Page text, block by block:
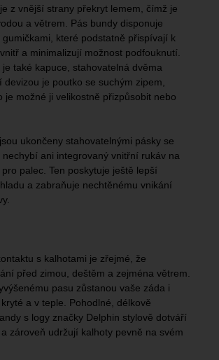
z vnější strany překryt lemem, čímž je
a větrem. Pás bundy disponuje
gumičkami, které podstatně přispívají k
a minimalizují možnost podfouknutí.
také kapuce, stahovatelná dvěma
devizou je poutko se suchým zipem,
je možné ji velikostně přizpůsobit nebo
ukončeny stahovatelnými pásky se
nechybí ani integrovaný vnitřní rukáv na
palec. Ten poskytuje ještě lepší
a zabraňuje nechtěnému vnikání
s kalhotami je zřejmé, že
před zimou, deštěm a zejména větrem.
pasu zůstanou vaše záda i
a v teple. Pohodlné, délkově
s logy značky Delphin stylově dotváří
zároveň udržují kalhoty pevně na svém